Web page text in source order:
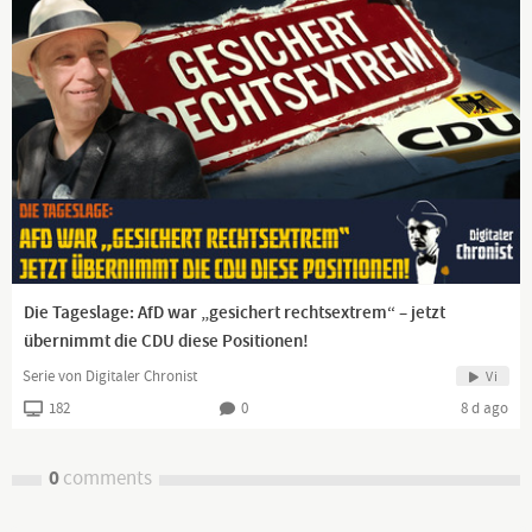
Die Tageslage: AfD war „gesichert rechtsextrem“ – jetzt
übernimmt die CDU diese Positionen!
Serie von Digitaler Chronist Vi
182 0 8 d ago
0comments